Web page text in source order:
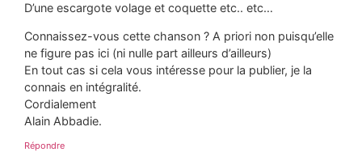
D’une escargote volage et coquette etc.. etc…
Connaissez-vous cette chanson ? A priori non puisqu’elle
ne figure pas ici (ni nulle part ailleurs d’ailleurs)
En tout cas si cela vous intéresse pour la publier, je la
connais en intégralité.
Cordialement
Alain Abbadie.
Répondre